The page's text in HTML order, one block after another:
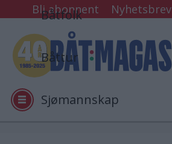
Bli abonnent Nyhetsbrev
Båtfolk
Båttur
Sjømannskap